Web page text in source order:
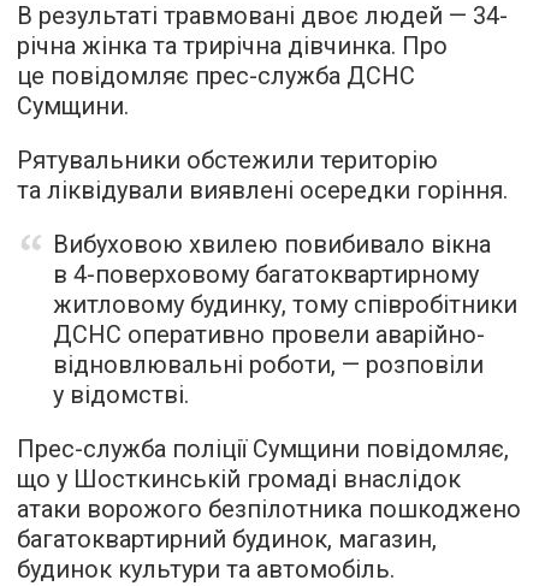
В результаті травмовані двоє людей — 34-
річна жінка та трирічна дівчинка. Про
це повідомляє прес-служба ДСНС
Сумщини.
Рятувальники обстежили територію
та ліквідували виявлені осередки горіння.
Вибуховою хвилею повибивало вікна
в 4-поверховому багатоквартирному
житловому будинку, тому співробітники
ДСНС оперативно провели аварійно-
відновлювальні роботи, — розповіли
у відомстві.
Прес-служба поліції Сумщини повідомляє,
що у Шосткинській громаді внаслідок
атаки ворожого безпілотника пошкоджено
багатоквартирний будинок, магазин,
будинок культури та автомобіль.